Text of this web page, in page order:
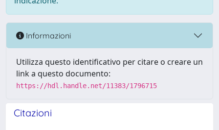
Informazioni
Utilizza questo identificativo per citare o creare un
link a questo documento:
https://hdl.handle.net/11383/1796715
Citazioni